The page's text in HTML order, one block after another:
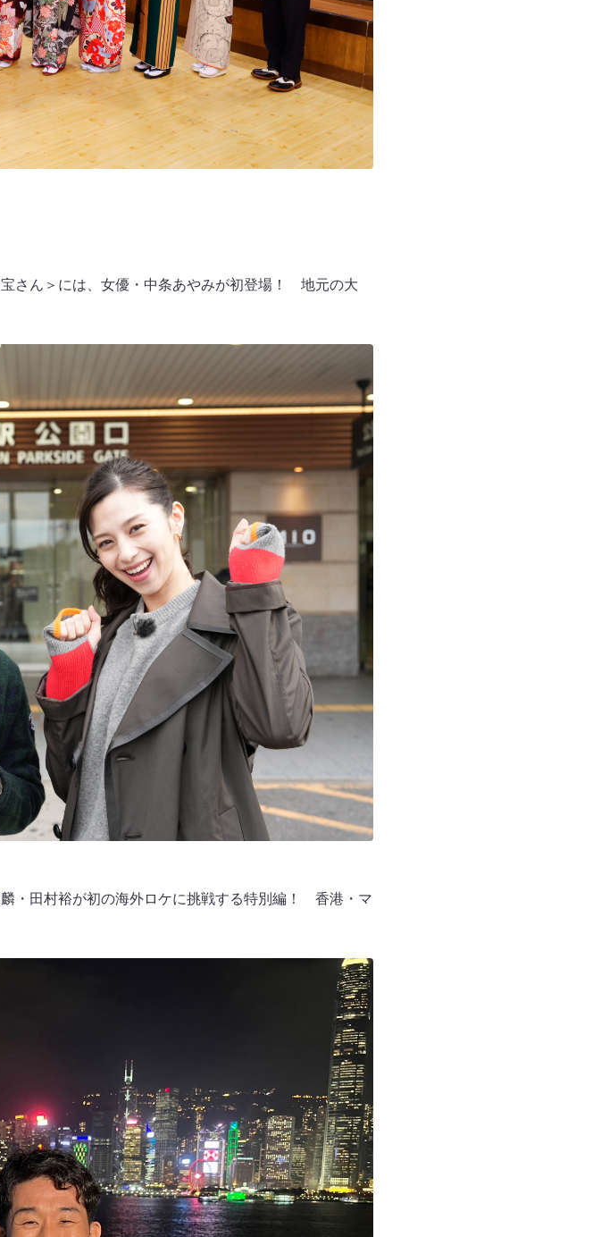
さん＞には、女優・中条あやみが初登場！ 地元の大
・田村裕が初の海外ロケに挑戦する特別編！ 香港・マ